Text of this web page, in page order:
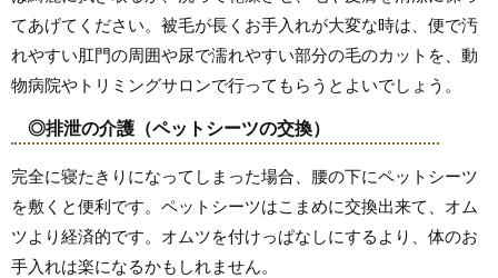
てあげてください。被毛が長くお手入れが大変な時は、便で汚
れやすい肛門の周囲や尿で濡れやすい部分の毛のカットを、動
物病院やトリミングサロンで行ってもらうとよいでしょう。
◎排泄の介護（ペットシーツの交換）
完全に寝たきりになってしまった場合、腰の下にペットシーツ
を敷くと便利です。ペットシーツはこまめに交換出来て、オム
ツより経済的です。オムツを付けっぱなしにするより、体のお
手入れは楽になるかもしれません。